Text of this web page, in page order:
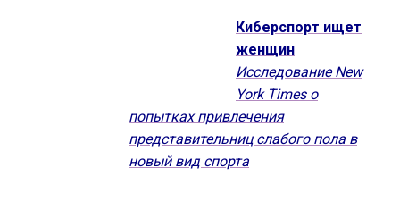
Киберспорт ищет
женщин
Исследование New
York Times о
попытках привлечения
представительниц слабого пола в
новый вид спорта